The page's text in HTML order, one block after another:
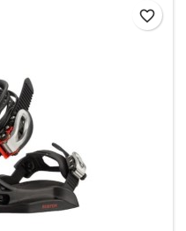
favorite_border